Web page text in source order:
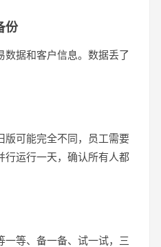
份
据和客户信息。数据丢了
版可能完全不同，员工需要
行运行一天，确认所有人都
一等、备一备、试一试，三